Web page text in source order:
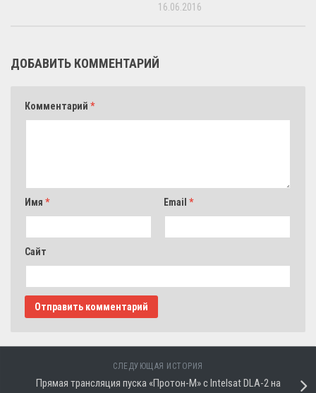
16.06.2016
ДОБАВИТЬ КОММЕНТАРИЙ
Комментарий *
Имя * Email *
Сайт
СЛЕДУЮЩАЯ ИСТОРИЯ
Прямая трансляция пуска «Протон-М» с Intelsat DLA-2 на